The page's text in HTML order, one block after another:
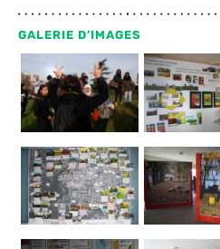
GALERIE D’IMAGES